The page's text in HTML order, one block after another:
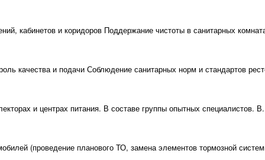
кабинетов и коридоров Поддержание чистоты в санитарных
качества и подачи Соблюдение санитарных норм и стандартов
и центрах питания. В составе группы опытных специалистов.
(проведение планового ТО, замена элементов тормозной